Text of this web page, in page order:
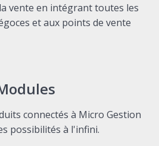
vente en intégrant toutes les
et aux points de vente
connectés à Micro Gestion
possibilités à l'infini.